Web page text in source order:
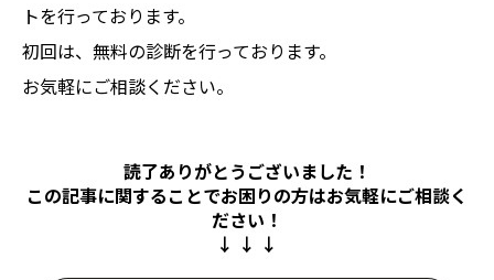
トを行っております。
初回は、無料の診断を行っております。
お気軽にご相談ください。
読了ありがとうございました！
この記事に関することでお困りの方はお気軽にご相談く
ださい！
↓ ↓ ↓